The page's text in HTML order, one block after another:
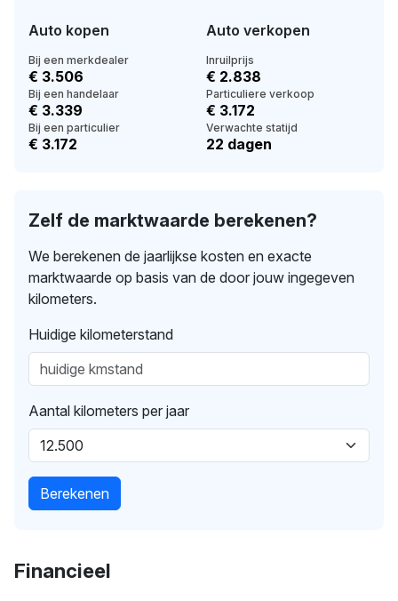
Auto kopen
Bij een merkdealer
€ 3.506
Bij een handelaar
€ 3.339
Bij een particulier
€ 3.172
Auto verkopen
Inruilprijs
€ 2.838
Particuliere verkoop
€ 3.172
Verwachte statijd
22 dagen
Zelf de marktwaarde berekenen?
We berekenen de jaarlijkse kosten en exacte
marktwaarde op basis van de door jouw ingegeven
kilometers.
Huidige kilometerstand
Aantal kilometers per jaar
Berekenen
Financieel